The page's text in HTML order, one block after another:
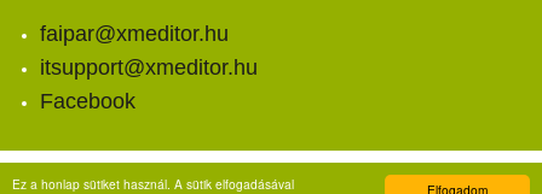
Elfogadom
Ez a honlap sütiket használ. A sütik elfogadásával
faipar@xmeditor.hu
itsupport@xmeditor.hu
Facebook